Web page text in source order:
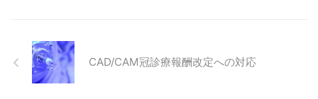
の先生方、日本国内の一流演者の
先生方々を含めた延べ総勢５００
名を超える演者による大変貴重な
存各種サンプルというよりは、各
CAD/CAM冠診療報酬改定への対応